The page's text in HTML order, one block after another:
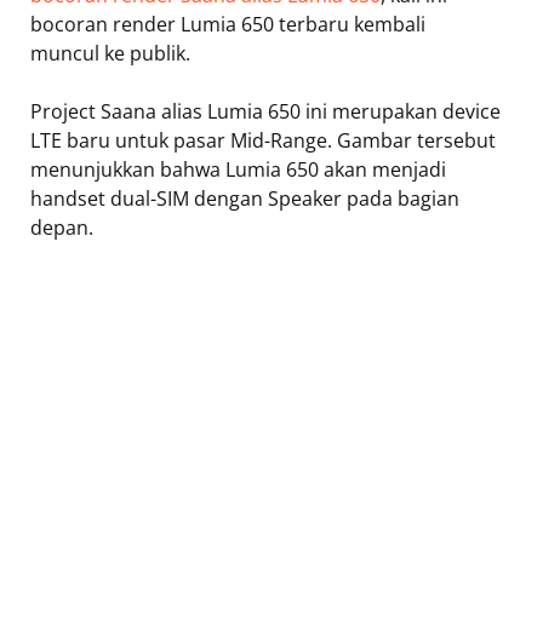
bocoran render Lumia 650 terbaru kembali
muncul ke publik.
Project Saana alias Lumia 650 ini merupakan device
LTE baru untuk pasar Mid-Range. Gambar tersebut
menunjukkan bahwa Lumia 650 akan menjadi
handset dual-SIM dengan Speaker pada bagian
depan.